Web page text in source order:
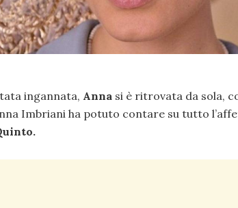
ingannata, Anna si è ritrovata da sola,
Imbriani ha potuto contare su tutto